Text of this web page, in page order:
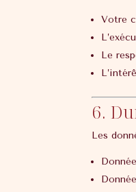
Votre
Le
6.
Les